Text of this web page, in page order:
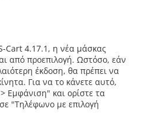
Cart 4.17.1, η νέα μάσκας
από προεπιλογή. Ωστόσο, εάν
έκδοση, θα πρέπει να
Για να το κάνετε αυτό,
Εμφάνιση" και ορίστε τα
"Τηλέφωνο με επιλογή